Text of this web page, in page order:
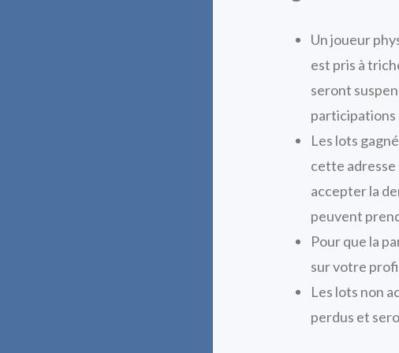
Un joueur
est pris à
seront
participations
Les lots
cette
accepter la
peuvent
Pour que la
sur votre
Les lots non
perdus et